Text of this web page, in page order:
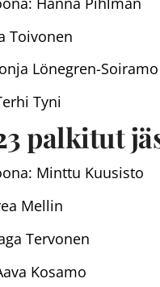
Toivonen
Lönegren-Soiramo
Tyni
palkitut
Minttu Kuusisto
Mellin
Tervonen
Kosamo